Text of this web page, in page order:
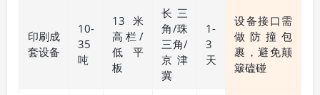
印刷成
套设备
10-
35
吨
13米
高栏/
低平
板
长三
角/珠
三角/
京津
冀
1-
3
天
设备接口需
做防撞包
裹，避免颠
簸磕碰